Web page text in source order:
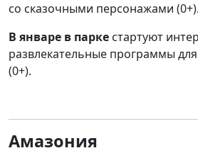
со сказочными персонажами (0+).
В январе в парке стартуют
развлекательные программы
(0+).
Амазония